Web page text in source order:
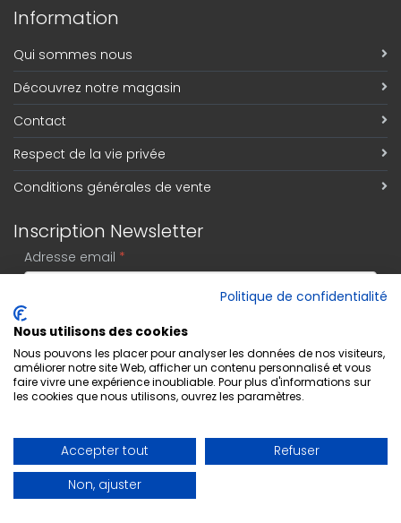
Information
Qui sommes nous
Découvrez notre magasin
Contact
Respect de la vie privée
Conditions générales de vente
Inscription Newsletter
Adresse email *
S'abonner
Politique de confidentialité
Nous utilisons des cookies
Nous pouvons les placer pour analyser les données de nos visiteurs,
améliorer notre site Web, afficher un contenu personnalisé et vous
faire vivre une expérience inoubliable. Pour plus d'informations sur
les cookies que nous utilisons, ouvrez les paramètres.
Accepter tout
Refuser
Non, ajuster